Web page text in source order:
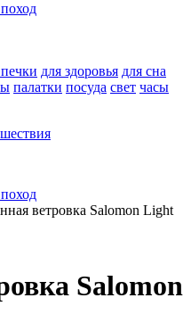
для здоровья для сна
палатки посуда свет часы
ветровка Salomon Light
Salomon